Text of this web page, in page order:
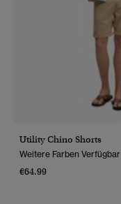
Utility Chino Shorts
Weitere Farben Verfügbar
€64.99